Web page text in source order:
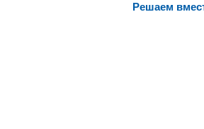
Решаем